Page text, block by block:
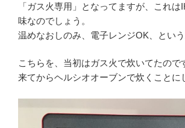
「ガス火専用」となってますが、これ
味なのでしょう。
温めなおしのみ、電子レンジOK、という
こちらを、当初はガス火で炊いてたので
来てからヘルシオオーブンで炊くことに